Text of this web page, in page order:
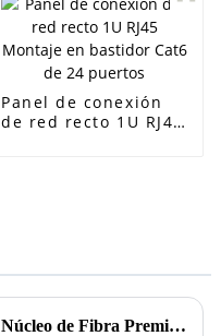
Panel de conexión
de red recto 1U RJ45
Núcleo de Fibra Premium G657A2: Su Socio Especializado en Conectividad de Alto Rendimiento